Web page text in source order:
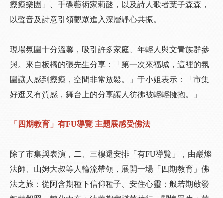
療癒樂團」、手碟藝術家莉酸，以及詩人歌者葉子森森，
以聲音及詩意引領觀眾進入深層靜心共振。
現場氛圍十分溫馨，吸引許多家庭、年輕人與文青族群參
與。來自板橋的張先生分享：「第一次來福城，這裡的氛
圍讓人感到療癒，空間非常放鬆。」于小姐表示：「市集
好逛又有質感，舞台上的分享讓人彷彿被輕輕擁抱。」
「四期教育」有FU導覽 主題展感受佛法
除了市集與表演，二、三樓還安排「有FU導覽」，由巖燦
法師、山姆大叔等人輪流帶領，展開一場「四期教育」佛
法之旅：從阿含期種下信仰種子、安住心靈；般若期啟發